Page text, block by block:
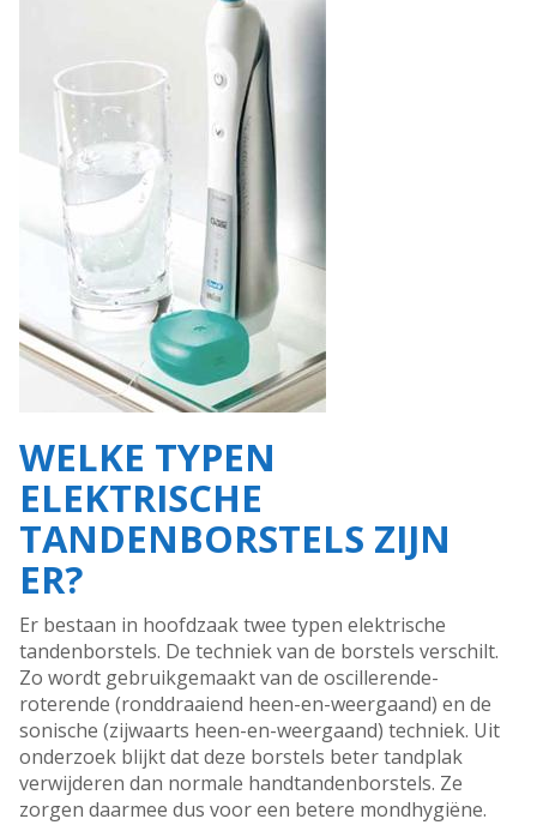
WELKE TYPEN
ELEKTRISCHE
TANDENBORSTELS ZIJN
ER?
Er bestaan in hoofdzaak twee typen elektrische
tandenborstels. De techniek van de borstels verschilt.
Zo wordt gebruikgemaakt van de oscillerende-
roterende (ronddraaiend heen-en-weergaand) en de
sonische (zijwaarts heen-en-weergaand) techniek. Uit
onderzoek blijkt dat deze borstels beter tandplak
verwijderen dan normale handtandenborstels. Ze
zorgen daarmee dus voor een betere mondhygiëne.